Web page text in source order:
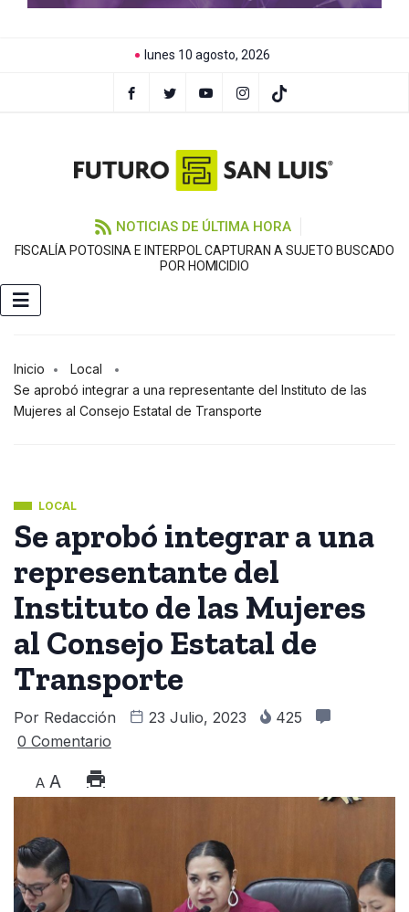
lunes 10 agosto, 2026
NOTICIAS DE ÚLTIMA HORA
FISCALÍA POTOSINA E INTERPOL CAPTURAN A SUJETO BUSCADO
POR HOMICIDIO
Inicio
Local
Se aprobó integrar a una representante del Instituto de las
Mujeres al Consejo Estatal de Transporte
LOCAL
Se aprobó integrar a una
representante del
Instituto de las Mujeres
al Consejo Estatal de
Transporte
Por Redacción 23 Julio, 2023
425
0 Comentario
A A